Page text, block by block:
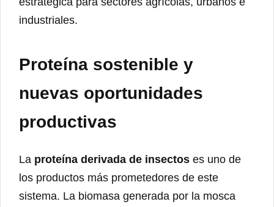
industriales.
Proteína sostenible y
nuevas oportunidades
productivas
La proteína derivada de insectos es uno de
los productos más prometedores de este
sistema. La biomasa generada por la mosca